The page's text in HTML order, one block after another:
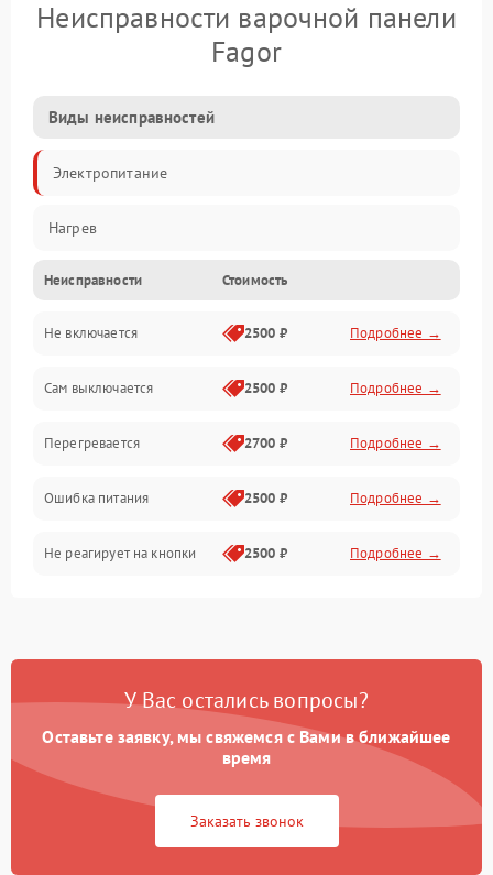
Неисправности варочной панели
Fagor
Виды неисправностей
Электропитание
Нагрев
Неисправности Стоимость
Не включается 2500 ₽ Подробнее →
Сам выключается 2500 ₽ Подробнее →
Перегревается 2700 ₽ Подробнее →
Ошибка питания 2500 ₽ Подробнее →
Не реагирует на кнопки 2500 ₽ Подробнее →
У Вас остались вопросы?
Оставьте заявку, мы свяжемся с Вами в ближайшее
время
Заказать звонок